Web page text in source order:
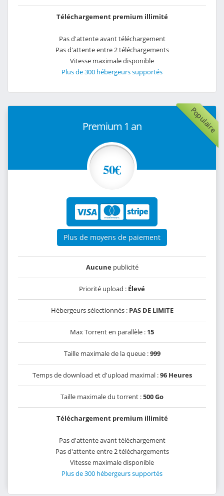
Téléchargement premium illimité
Pas d'attente avant téléchargement
Pas d'attente entre 2 téléchargements
Vitesse maximale disponible
Plus de 300 hébergeurs supportés
Populaire
Premium 1 an
50€
Plus de moyens de paiement
Aucunepublicité
Priorité upload : Élevé
Hébergeurs sélectionnés : PAS DE LIMITE
Max Torrent en parallèle : 15
Taille maximale de la queue :999
Temps de download et d'upload maximal :96 Heures
Taille maximale du torrent :500 Go
Téléchargement premium illimité
Pas d'attente avant téléchargement
Pas d'attente entre 2 téléchargements
Vitesse maximale disponible
Plus de 300 hébergeurs supportés